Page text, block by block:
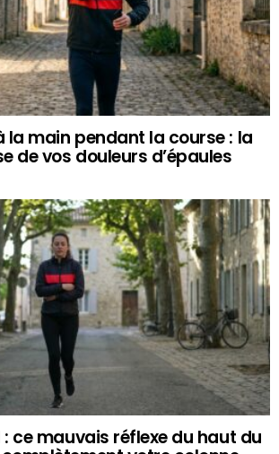
la main pendant la course : la
de vos douleurs d’épaules
ce mauvais réflexe du haut du